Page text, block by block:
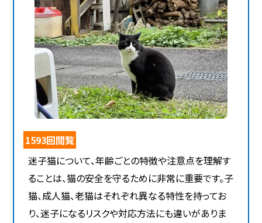
1593回閲覧
迷子猫について、年齢ごとの特徴や注意点を理解す
ることは、猫の安全を守るために非常に重要です。子
猫、成人猫、老猫はそれぞれ異なる特性を持ってお
り、迷子になるリスクや対応方法にも違いがありま